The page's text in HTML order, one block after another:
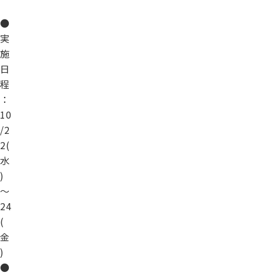
●
実
施
日
程
：
10
/2
2(
水
)
～
24
(
金
)
●